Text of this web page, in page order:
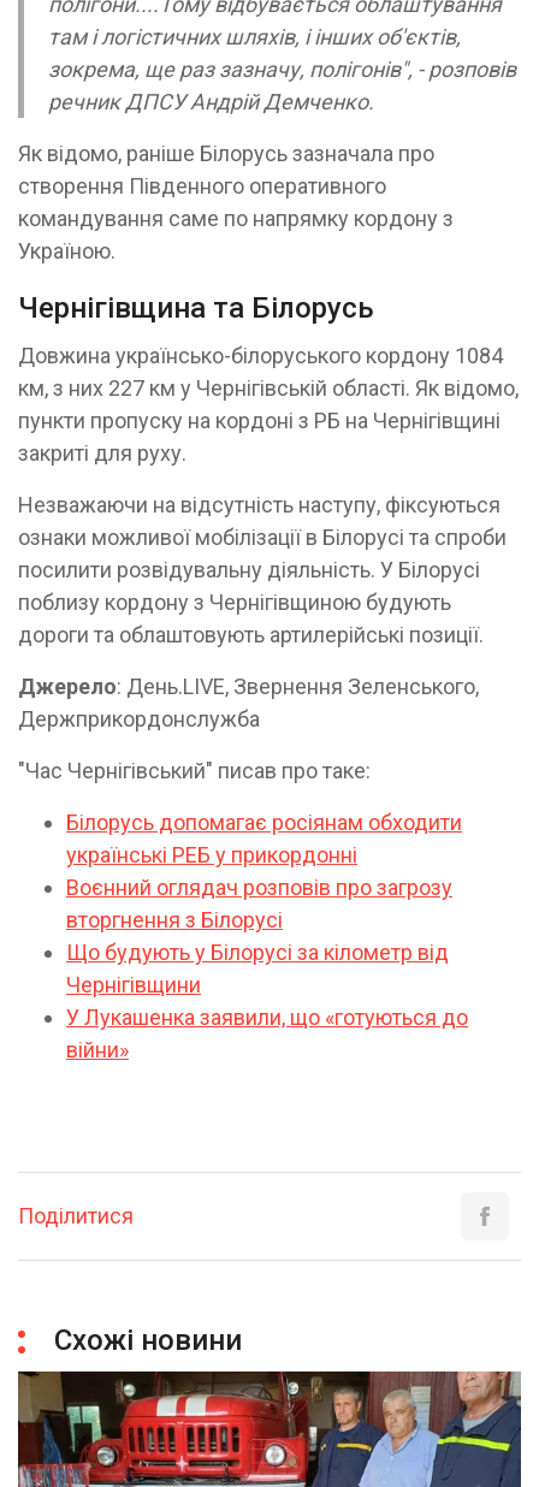
там і логістичних шляхів, і інших об'єктів,
зокрема, ще раз зазначу, полігонів", - розповів
речник ДПСУ Андрій Демченко.
Як відомо, раніше Білорусь зазначала про
створення Південного оперативного
командування саме по напрямку кордону з
Україною.
Чернігівщина та Білорусь
Довжина українсько-білоруського кордону 1084
км, з них 227 км у Чернігівській області. Як відомо,
пункти пропуску на кордоні з РБ на Чернігівщині
закриті для руху.
Незважаючи на відсутність наступу, фіксуються
ознаки можливої мобілізації в Білорусі та спроби
посилити розвідувальну діяльність. У Білорусі
поблизу кордону з Чернігівщиною будують
дороги та облаштовують артилерійські позиції.
Джерело: День.LIVЕ, Звернення Зеленського,
Держприкордонслужба
"Час Чернігівський" писав про таке:
Білорусь допомагає росіянам обходити
українські РЕБ у прикордонні
Воєнний оглядач розповів про загрозу
вторгнення з Білорусі
Що будують у Білорусі за кілометр від
Чернігівщини
У Лукашенка заявили, що «готуються до
війни»
Поділитися
Схожі новини